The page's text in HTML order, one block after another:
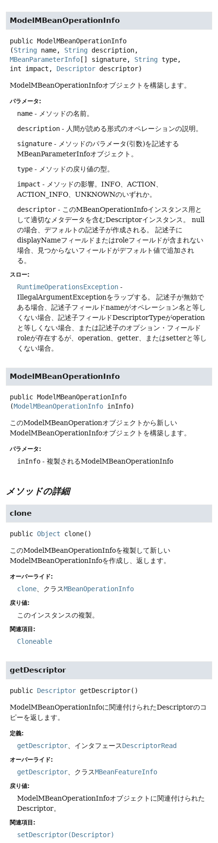
ModelMBeanOperationInfo
public ModelMBeanOperationInfo
(String name, String
MBeanParameterInfo[] signature, String type,
int impact, Descriptor descriptor)
ModelMBeanOperationInfoオブジェクトを構築します。
パラメータ:
name - メソッドの名前。
description - 人間が読める形式のオペレーションの説明。
signature - メソッドのパラメータ(引数)を記述する
MBeanParameterInfoオブジェクト。
type - メソッドの戻り値の型。
impact - メソッドの影響。INFO、ACTION、
ACTION_INFO、UNKNOWNのいずれか。
descriptor - このMBeanOperationInfoインスタンス用と
して適切なメタデータを含むDescriptorインスタンス。
null
の場合、デフォルトの記述子が作成される。
記述子に
displayNameフィールドまたはroleフィールドが含まれない
場合、見つからないフィールドがデフォルト値で追加され
る。
スロー:
RuntimeOperationsException -
IllegalArgumentExceptionをラップする。
記述子が無効で
ある場合、記述子フィールドnameがオペレーション名と等し
くない場合、記述子フィールドDescriptorTypeがoperation
と等しくない場合、または記述子のオプション・フィールド
roleが存在するが、operation、getter、またはsetterと等し
くない場合。
ModelMBeanOperationInfo
public ModelMBeanOperationInfo
(ModelMBeanOperationInfo inInfo)
このModelMBeanOperationオブジェクトから新しい
ModelMBeanOperationInfoオブジェクトを構築します。
パラメータ:
inInfo - 複製されるModelMBeanOperationInfo
メソッドの詳細
clone
public Object clone()
このModelMBeanOperationInfoを複製して新しい
ModelMBeanOperationInfoを作成し、返します。
オーバーライド:
clone、クラスMBeanOperationInfo
戻り値:
このインスタンスの複製。
関連項目:
Cloneable
getDescriptor
public Descriptor getDescriptor()
ModelMBeanOperationInfoに関連付けられたDescriptorのコ
ピーを返します。
定義:
getDescriptor 、インタフェースDescriptorRead
オーバーライド:
getDescriptor 、クラスMBeanFeatureInfo
戻り値:
ModelMBeanOperationInfoオブジェクトに関連付けられた
Descriptor。
関連項目:
setDescriptor(Descriptor)